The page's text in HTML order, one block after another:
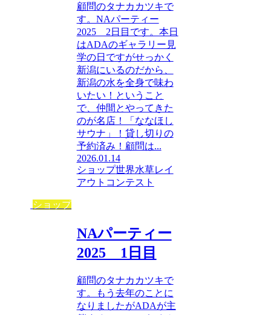
顧問のタナカカツキで
す。NAパーティー
2025 2日目です。本日
はADAのギャラリー見
学の日ですがせっかく
新潟にいるのだから、
新潟の水を全身で味わ
いたい！ということ
で、仲間とやってきた
のが名店！「ななほし
サウナ」！貸し切りの
予約済み！顧問は...
2026.01.14
ショップ世界水草レイ
アウトコンテスト
ショップ
NAパーティー
2025 1日目
顧問のタナカカツキで
す。もう去年のことに
なりましたがADAが主